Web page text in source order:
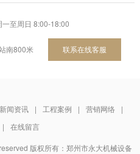
一至周日 8:00-18:00
南800米 联系在线客服
新闻资讯 | 工程案例 | 营销网络
|
| 在线留言
版权所有：郑州市永大机械设备